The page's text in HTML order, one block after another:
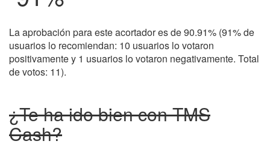
La aprobación para este acortador es de 90.91% (91% de
usuarios lo recomiendan: 10 usuarios lo votaron
positivamente y 1 usuarios lo votaron negativamente. Total
de votos: 11).
¿Te ha ido bien con TMS
Cash?